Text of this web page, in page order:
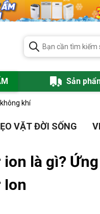
Sản
khí
VẶT ĐỜI SỐNG
là gì?
Ion